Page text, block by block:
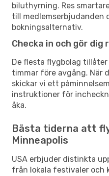
biluthyrning. Res
till medlemserbjudanden
bokningsalternativ.
Checka in och gör dig
De flesta flygbolag
timmar före avgång. När
skickar vi ett
instruktioner för
åka.
Bästa tiderna att
Minneapolis
USA erbjuder distinkta
från lokala festivaler och